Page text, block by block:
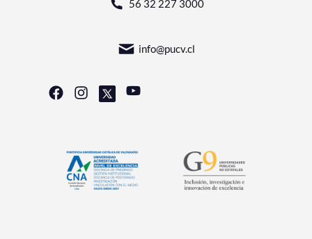
56 32 227 3000
info@pucv.cl